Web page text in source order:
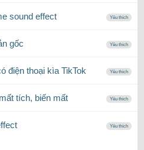
sound effect Yêu thích
gốc Yêu thích
điện thoại kìa TikTok Yêu thích
tích, biến mất Yêu thích
Yêu thích